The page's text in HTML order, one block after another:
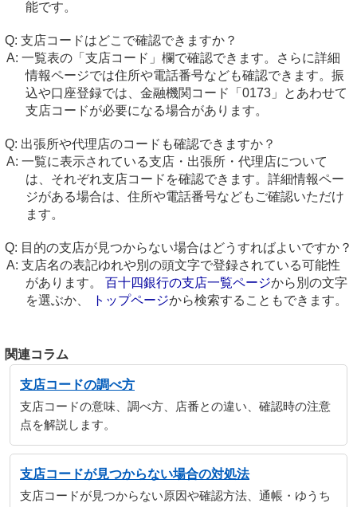
能です。
支店コードはどこで確認できますか？
一覧表の「支店コード」欄で確認できます。さらに詳細
情報ページでは住所や電話番号なども確認できます。振
込や口座登録では、金融機関コード「0173」とあわせて
支店コードが必要になる場合があります。
出張所や代理店のコードも確認できますか？
一覧に表示されている支店・出張所・代理店について
は、それぞれ支店コードを確認できます。詳細情報ペー
ジがある場合は、住所や電話番号などもご確認いただけ
ます。
目的の支店が見つからない場合はどうすればよいですか？
支店名の表記ゆれや別の頭文字で登録されている可能性
があります。 百十四銀行の支店一覧ページから別の文字
を選ぶか、
トップページから検索することもできます。
関連コラム
支店コードの調べ方
支店コードの意味、調べ方、店番との違い、確認時の注意
点を解説します。
支店コードが見つからない場合の対処法
支店コードが見つからない原因や確認方法、通帳・ゆうち